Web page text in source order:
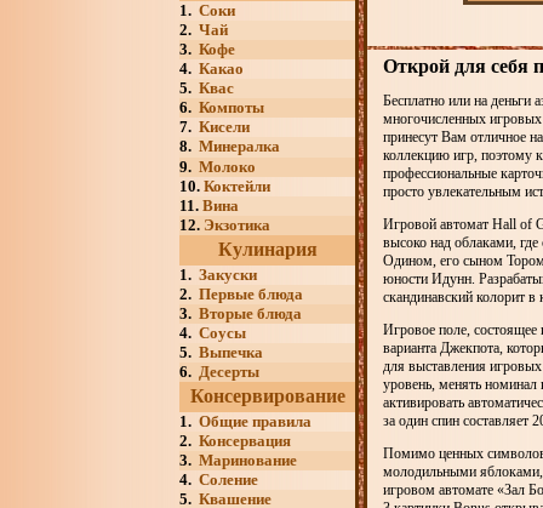
1. Соки
2. Чай
3. Кофе
4. Какао
5. Квас
6. Компоты
7. Кисели
8. Минералка
9. Молоко
10. Коктейли
11. Вина
12. Экзотика
Кулинария
1. Закуски
2. Первые блюда
3. Вторые блюда
4. Соусы
5. Выпечка
6. Десерты
Консервирование
1. Общие правила
2. Консервация
3. Маринование
4. Соление
5. Квашение
Открой для себя
Бесплатно или на деньги
многочисленных
принесут Вам отличное
коллекцию игр, поэтому
профессиональные
просто увлекательным
Игровой автомат Hall of
высоко над облаками,
Одином, его сыном
юности Идунн.
скандинавский колорит
Игровое поле, состоящее
варианта Джекпота,
для выставления
уровень, менять
активировать
за один спин составляет
Помимо ценных символов
молодильными яблоками,
игровом автомате «Зал